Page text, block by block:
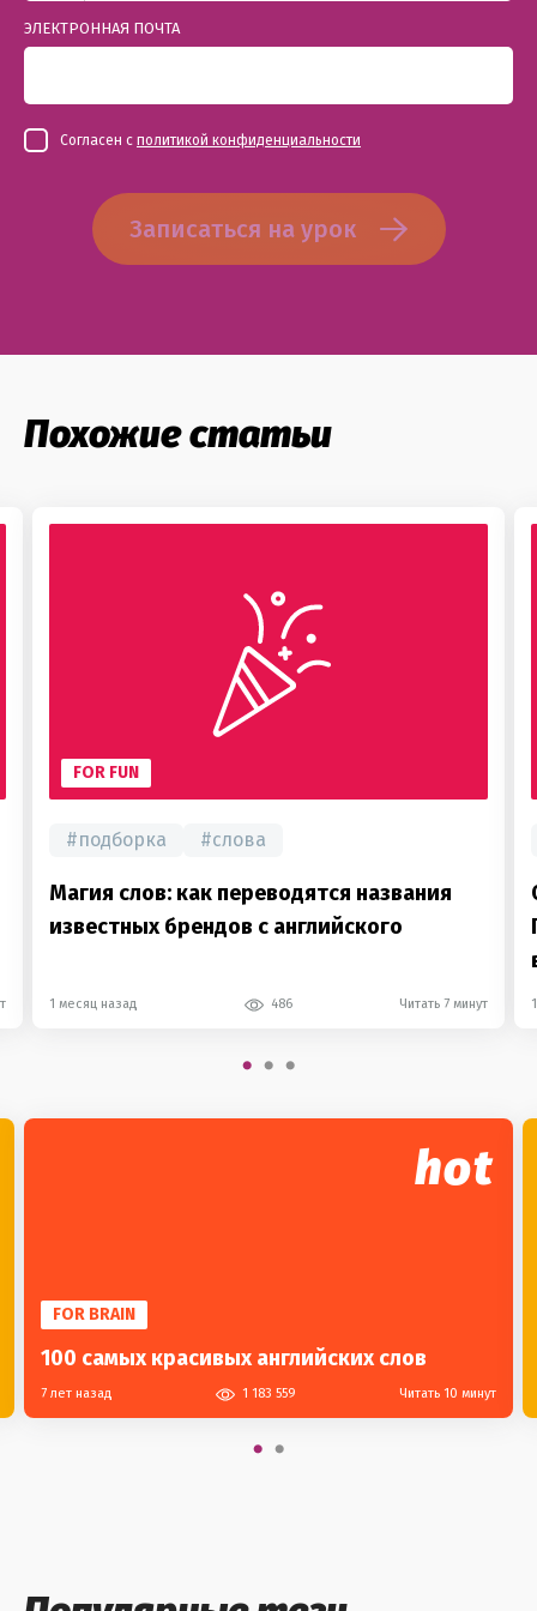
ЭЛЕКТРОННАЯ ПОЧТА
Согласен с политикой конфиденциальности
Записаться на урок
Похожие статьи
FOR FUN
#подборка #слова
Магия слов: как переводятся названия
известных брендов с английского
1 месяц назад 486 Читать 7 минут
hot
FOR BRAIN
100 самых красивых английских слов
7 лет назад 1 183 559 Читать 10 минут